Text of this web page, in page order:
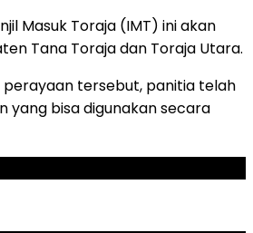
Masuk Toraja (IMT) ini akan
Tana Toraja dan Toraja Utara.
tersebut, panitia telah
yang bisa digunakan secara